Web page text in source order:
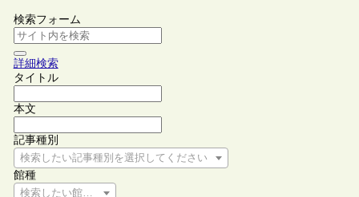
検索フォーム
詳細検索
タイトル
本文
記事種別
検索したい記事種別を選択してください
館種
検索したい館種を選択してください